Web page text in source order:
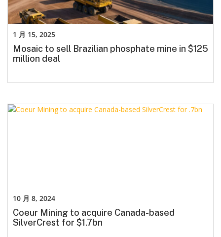
Mosaic to sell Brazilian phosphate mine in $125
million deal
1 月 15, 2025
Coeur Mining to acquire Canada-based
SilverCrest for $1.7bn
10 月 8, 2024